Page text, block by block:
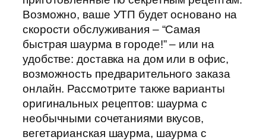
Возможно, ваше УТП будет основано на
скорости обслуживания – “Самая
быстрая шаурма в городе!” – или на
удобстве: доставка на дом или в офис,
возможность предварительного заказа
онлайн. Рассмотрите также варианты
оригинальных рецептов: шаурма с
необычными сочетаниями вкусов,
вегетарианская шаурма, шаурма с